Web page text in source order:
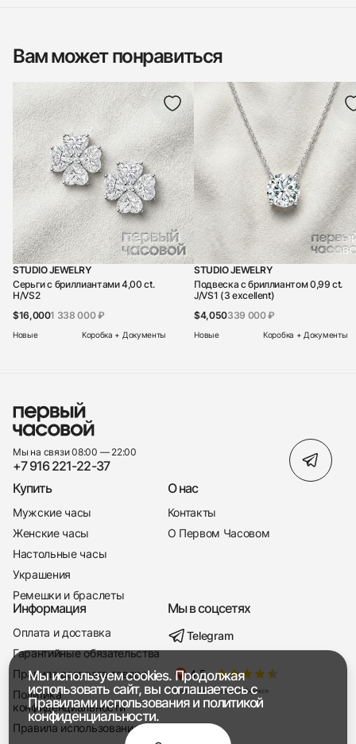
+7 916 221-22-37
Мы насвязи 08:00 — 19:00
Вам может понравиться
STUDIO JEWELRY
Серьги с бриллиантами 4,00 ct.
H/VS2
$16,0001 338 000 ₽
Новые Коробка + Документы
STUDIO JEWELRY
Подвеска с бриллиантом 0,99 ct.
J/VS1 (3 excellent)
$4,050339 000 ₽
Новые Коробка + Документы
Мы на связи 08:00 — 22:00
+7 916 221-22-37
Купить
Мужские часы
Женские часы
Настольные часы
Украшения
Ремешки и браслеты
О нас
Контакты
О Первом Часовом
Информация
Оплата и доставка
Гарантийные обязательства
Правила возврата товара
Политика
конфиденциальности
Правила использования
Мы в соцсетях
Telegram
Мы используем cookies. Продолжая
использовать сайт, вы соглашаетесь с
Правилами использованияи политикой
конфиденциальности.